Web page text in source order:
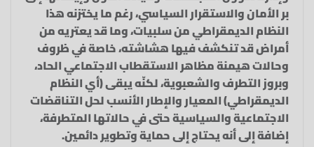
بر الأمان والاستقرار السياسي، رغم ما يختزنه هذا
النظام الديمقراطي من سلبيات، وما قد يعتريه من
أمراض قد تنكشف فيها هشاشته، خاصة في ظروف
وحالات هيمنة مظاهر الاستقطاب الاجتماعي الحاد،
وبروز التطرف والشعبوية، لكنّه يبقى (أي النظام
الديمقراطي) المعيار والإطار الأنسب لحل التناقضات
الاجتماعية والسياسية حتى في حالاتها المتطرفة،
إضافة إلى أنه يحتاج إلى حماية وتطوير دائمين.